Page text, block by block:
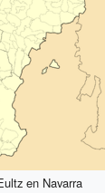
en Navarra